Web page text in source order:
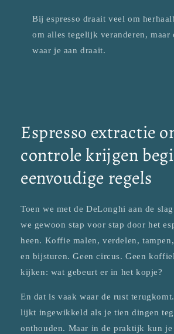
Bij espresso draait veel om
om alles tegelijk veranderen, maar
waar je aan draait.
Espresso extractie
controle krijgen
eenvoudige regels
Toen we met de DeLonghi aan de
we gewoon stap voor stap door het
heen. Koffie malen, verdelen,
en bijsturen. Geen circus. Geen
kijken: wat gebeurt er in het kopje?
En dat is vaak waar de rust
lijkt ingewikkeld als je tien dingen
onthouden. Maar in de praktijk kun je